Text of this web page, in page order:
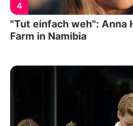
4
"Tut einfach weh": Anna
Farm in Namibia